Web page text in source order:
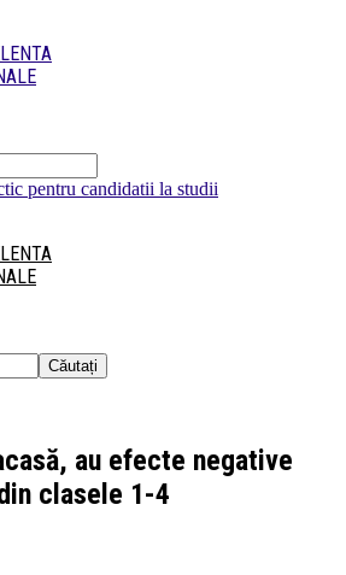
pentru candidatii la studii
au efecte negative
clasele 1-4